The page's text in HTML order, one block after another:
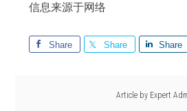
信息来源于网络
Share Share Share
Article by Expert